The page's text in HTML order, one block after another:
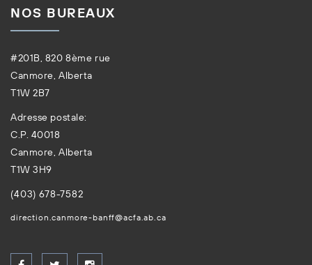
NOS BUREAUX
#201B, 820 8ème rue
Canmore, Alberta
T1W 2B7
Adresse postale:
C.P. 40018
Canmore, Alberta
T1W 3H9
(403) 678-7582
direction.canmore-banff@acfa.ab.ca